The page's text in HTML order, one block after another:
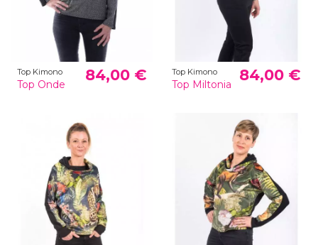
Top Kimono
Top Onde
84,00 € Top Kimono
Top Miltonia
84,00 €